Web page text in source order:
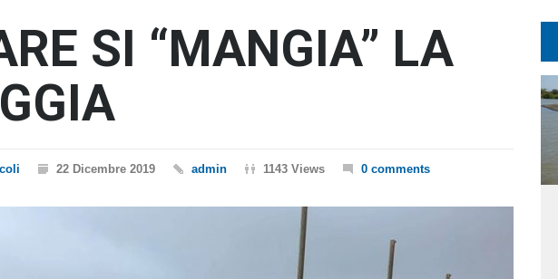
SI “MANGIA” LA
22 Dicembre 2019 admin 1143 Views 0 comments